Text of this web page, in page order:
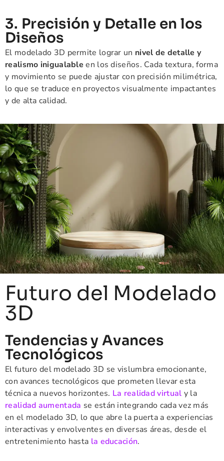
3. Precisión y Detalle en los
Diseños
El modelado 3D permite lograr un nivel de detalle y
realismo inigualable en los diseños. Cada textura, forma
y movimiento se puede ajustar con precisión milimétrica,
lo que se traduce en proyectos visualmente impactantes
y de alta calidad.
Futuro del Modelado
3D
Tendencias y Avances
Tecnológicos
El futuro del modelado 3D se vislumbra emocionante,
con avances tecnológicos que prometen llevar esta
técnica a nuevos horizontes. La realidad virtual y la
realidad aumentada se están integrando cada vez más
en el modelado 3D, lo que abre la puerta a experiencias
interactivas y envolventes en diversas áreas, desde el
entretenimiento hasta la educación.